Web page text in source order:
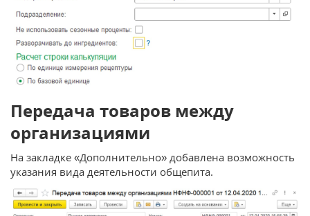
Передача товаров между
организациями
На закладке «Дополнительно» добавлена возможность
указания вида деятельности общепита.